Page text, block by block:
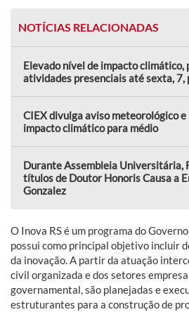
NOTÍCIAS RELACIONADAS
Elevado nível de impacto climático,
atividades presenciais até sexta, 7,
CIEX divulga aviso meteorológico e
impacto climático para médio
Durante Assembleia Universitária,
títulos de Doutor Honoris Causa a
Gonzalez
O Inova RS é um programa do
possui como principal objetivo incluir
da inovação. A partir da atuação
civil organizada e dos setores
governamental, são planejadas e
estruturantes para a construção de